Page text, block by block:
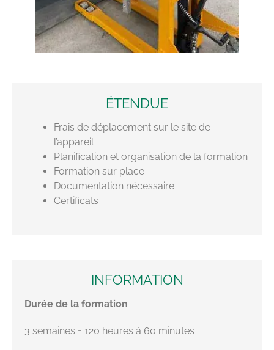
ÉTENDUE
Frais de déplacement sur le site de
l’appareil
Planification et organisation de la formation
Formation sur place
Documentation nécessaire
Certificats
INFORMATION
Durée de la formation
3 semaines = 120 heures à 60 minutes